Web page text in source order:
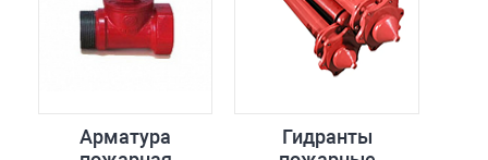
Арматура
Гидранты